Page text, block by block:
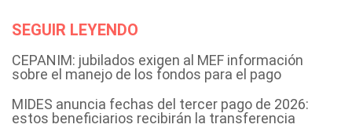
SEGUIR LEYENDO
CEPANIM: jubilados exigen al MEF información
sobre el manejo de los fondos para el pago
MIDES anuncia fechas del tercer pago de 2026:
estos beneficiarios recibirán la transferencia